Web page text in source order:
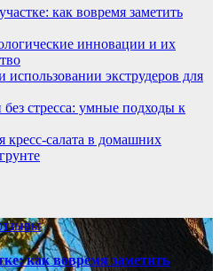
как вовремя заметить
инновации и их
экструдеров для
стресса: умные подходы к
салата в домашних
как вовремя заметить